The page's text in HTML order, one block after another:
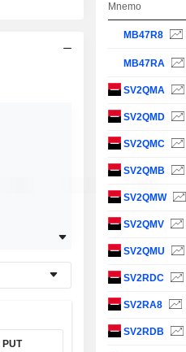
PUT
Mnemo
MB47R8
MB47RA
SV2QMA
SV2QMD
SV2QMC
SV2QMB
SV2QMW
SV2QMV
SV2QMU
SV2RDC
SV2RA8
SV2RDB